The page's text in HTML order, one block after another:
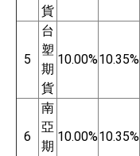
貨
5
台
塑
期
貨
10.00%10.35%
6
南
亞
期
10.00%10.35%